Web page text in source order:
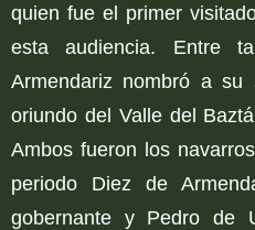
quien fue el primer
esta audiencia. Entre
Armendariz nombró a su
oriundo del Valle del
Ambos fueron los
periodo Diez de
gobernante y Pedro de